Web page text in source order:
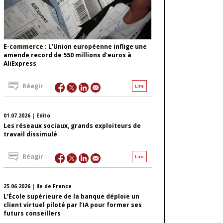
E-commerce : L’Union européenne inflige une
amende record de 550 millions d’euros à
AliExpress
Lire
Réagir
01.07.2026 | Edito
Les réseaux sociaux, grands exploiteurs de
travail dissimulé
Lire
Réagir
25.06.2026 | Ile de France
L’École supérieure de la banque déploie un
client virtuel piloté par l’IA pour former ses
futurs conseillers